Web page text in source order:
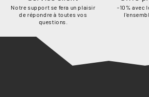
Notre support se fera un plaisir
de répondre à toutes vos
questions.
-10% avec